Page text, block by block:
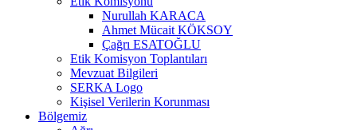
Nurullah KARACA
Ahmet Mücait KÖKSOY
Çağrı ESATOĞLU
Etik Komisyon Toplantıları
Mevzuat Bilgileri
SERKA Logo
Kişisel Verilerin Korunması
Bölgemiz